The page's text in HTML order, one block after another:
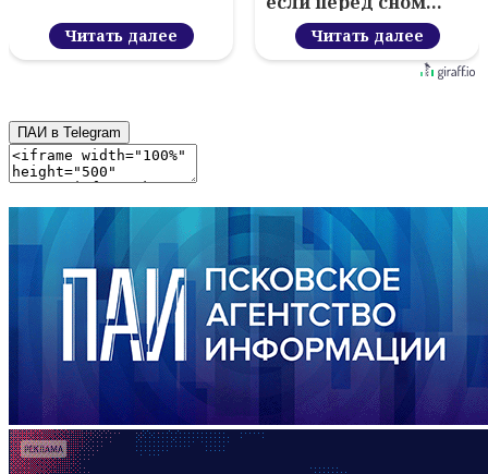
Читать далее Читать далее
ПАИ в Telegram